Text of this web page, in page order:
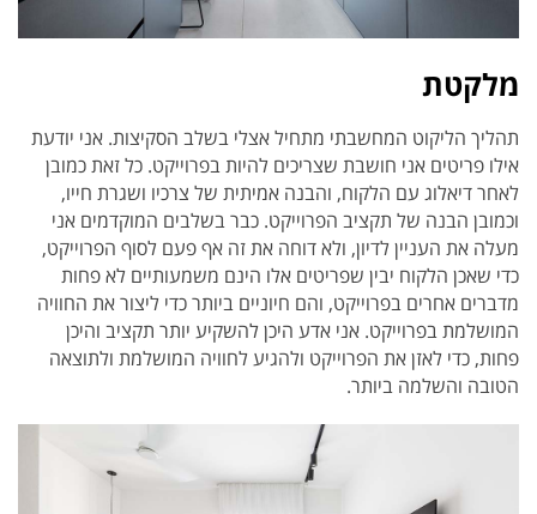
מלקטת
תהליך הליקוט המחשבתי מתחיל אצלי בשלב הסקיצות. אני יודעת
אילו פריטים אני חושבת שצריכים להיות בפרוייקט. כל זאת כמובן
לאחר דיאלוג עם הלקוח, והבנה אמיתית של צרכיו ושגרת חייו,
וכמובן הבנה של תקציב הפרוייקט. כבר בשלבים המוקדמים אני
מעלה את העניין לדיון, ולא דוחה את זה אף פעם לסוף הפרוייקט,
כדי שאכן הלקוח יבין שפריטים אלו הינם משמעותיים לא פחות
מדברים אחרים בפרוייקט, והם חיוניים ביותר כדי ליצור את החוויה
המושלמת בפרוייקט. אני אדע היכן להשקיע יותר תקציב והיכן
פחות, כדי לאזן את הפרוייקט ולהגיע לחוויה המושלמת ולתוצאה
הטובה והשלמה ביותר.